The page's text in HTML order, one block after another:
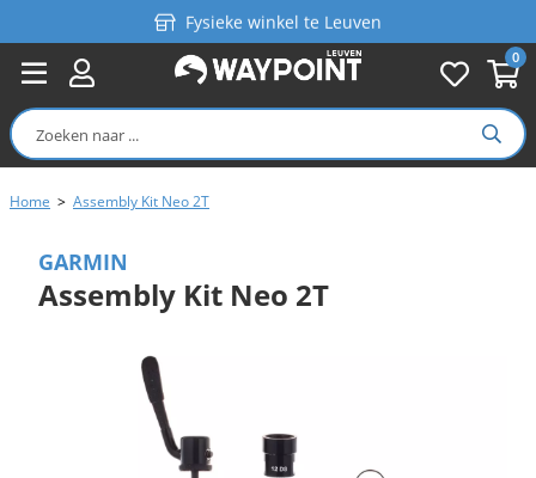
0
Fysieke winkel te Leuven
Persoonlijk advies
Gratis verzending in België vanaf €99
Home > Assembly Kit Neo 2T
GARMIN
Assembly Kit Neo 2T